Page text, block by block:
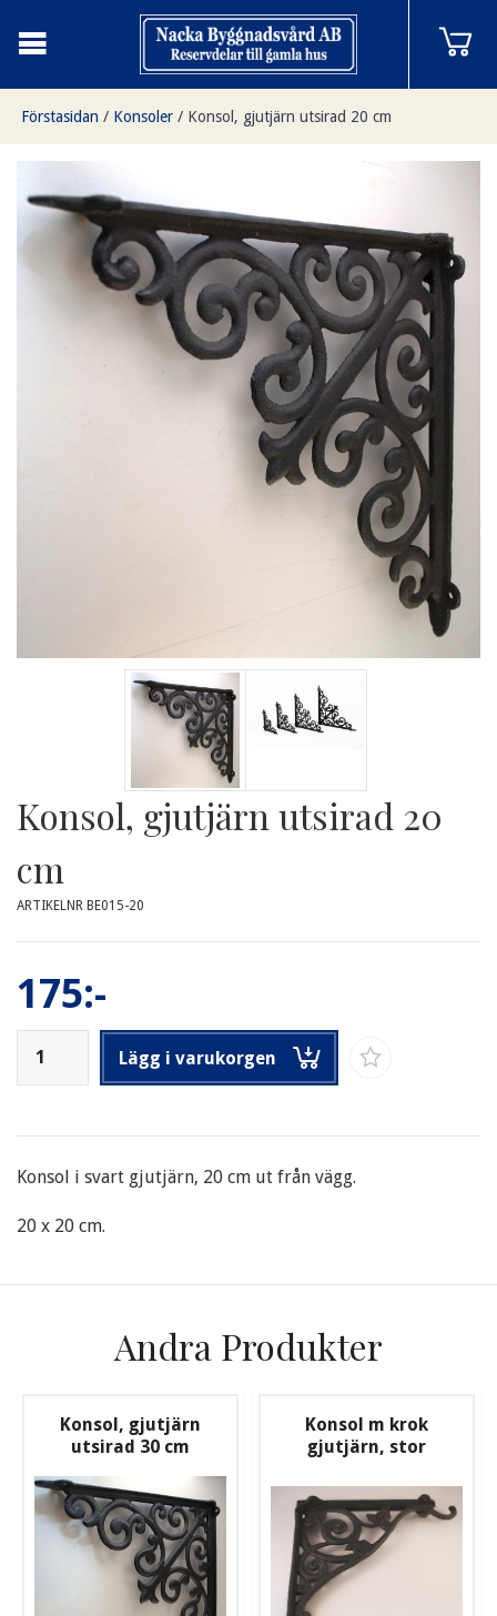
Förstasidan / Konsoler / Konsol, gjutjärn utsirad 20 cm
Konsol, gjutjärn utsirad 20
cm
ARTIKELNR BE015-20
175:-
Lägg i varukorgen
Konsol i svart gjutjärn, 20 cm ut från vägg.
20 x 20 cm.
Andra Produkter
Konsol, gjutjärn
utsirad 30 cm
Konsol m krok
gjutjärn, stor